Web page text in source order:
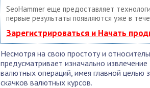
SeoHammer еще предоставляет
первые результаты появляются уже в
Зарегистрироваться и Начать
Несмотря на свою простоту и
предусматривает изначально
валютных операций, имея главной целью
скачков валютных курсов.